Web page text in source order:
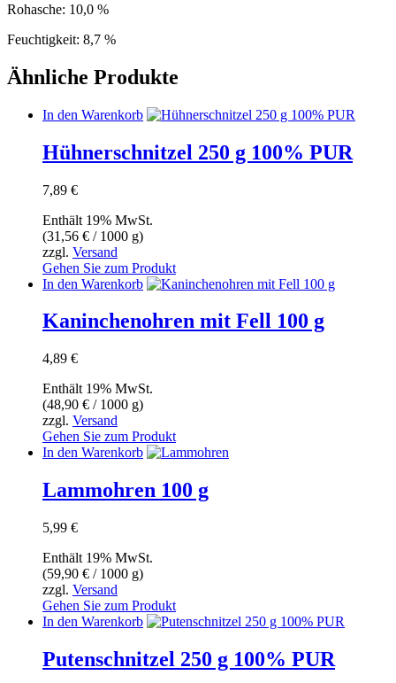
Rohasche: 10,0 %
Feuchtigkeit: 8,7 %
Ähnliche Produkte
In den Warenkorb
Hühnerschnitzel 250 g 100% PUR
7,89 €
Enthält 19% MwSt.
(31,56 € / 1000 g)
zzgl. Versand
Gehen Sie zum Produkt
In den Warenkorb
Kaninchenohren mit Fell 100 g
4,89 €
Enthält 19% MwSt.
(48,90 € / 1000 g)
zzgl. Versand
Gehen Sie zum Produkt
In den Warenkorb
Lammohren 100 g
5,99 €
Enthält 19% MwSt.
(59,90 € / 1000 g)
zzgl. Versand
Gehen Sie zum Produkt
In den Warenkorb
Putenschnitzel 250 g 100% PUR